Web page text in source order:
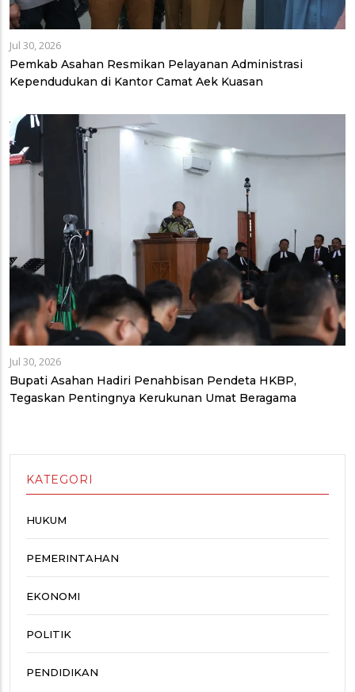
Jul 30, 2026
Pemkab Asahan Resmikan Pelayanan Administrasi
Kependudukan di Kantor Camat Aek Kuasan
Jul 30, 2026
Bupati Asahan Hadiri Penahbisan Pendeta HKBP,
Tegaskan Pentingnya Kerukunan Umat Beragama
KATEGORI
HUKUM
PEMERINTAHAN
EKONOMI
POLITIK
PENDIDIKAN